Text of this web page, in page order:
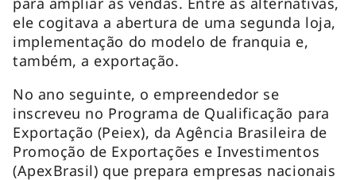
ele cogitava a abertura de uma segunda loja,
implementação do modelo de franquia e,
também, a exportação.
No ano seguinte, o empreendedor se
inscreveu no Programa de Qualificação para
Exportação (Peiex), da Agência Brasileira de
Promoção de Exportações e Investimentos
(ApexBrasil) que prepara empresas nacionais